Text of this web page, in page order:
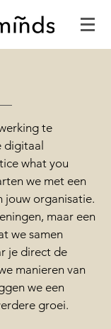
te
digitaal
what you
we met een
jouw organisatie.
maar een
we samen
je direct de
manieren van
we een
groei.